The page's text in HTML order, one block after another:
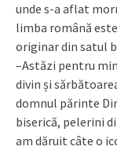
unde s-a aflat
limba română
originar din satul
–Astăzi pentru
divin și
domnul părinte
biserică, pelerini
am dăruit câte o